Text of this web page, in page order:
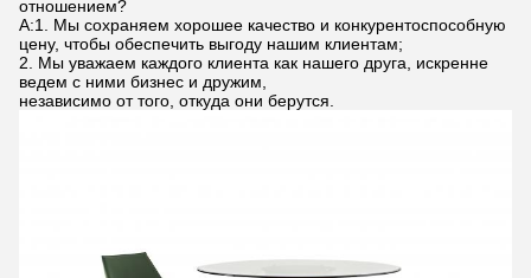
отношением?
А:1. Мы сохраняем хорошее качество и конкурентоспособную
цену, чтобы обеспечить выгоду нашим клиентам;
2. Мы уважаем каждого клиента как нашего друга, искренне
ведем с ними бизнес и дружим,
независимо от того, откуда они берутся.